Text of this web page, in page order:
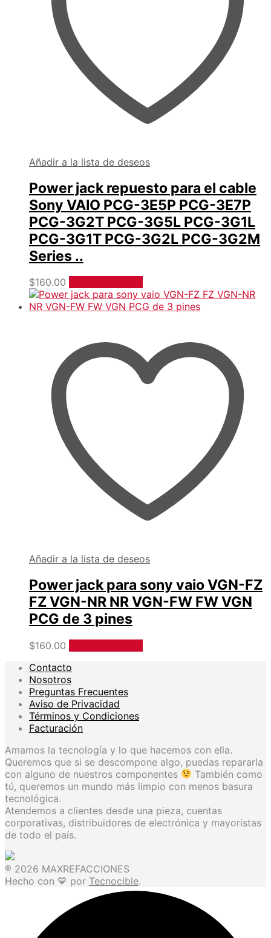
Añadir a la lista de deseos
Power jack repuesto para el cable
Sony VAIO PCG-3E5P PCG-3E7P
PCG-3G2T PCG-3G5L PCG-3G1L
PCG-3G1T PCG-3G2L PCG-3G2M
Series ..
$160.00
Añadir a la lista de deseos
Power jack para sony vaio VGN-FZ
FZ VGN-NR NR VGN-FW FW VGN
PCG de 3 pines
$160.00
Contacto
Nosotros
Preguntas Frecuentes
Aviso de Privacidad
Términos y Condiciones
Facturación
Amamos la tecnología y lo que hacemos con ella.
Queremos que si se descompone algo, puedas repararla
con alguno de nuestros componentes
También como
tú, queremos un mundo más limpio con menos basura
tecnológica.
Atendemos a clientes desde una pieza, cuentas
corporativas, distribuidores de electrónica y mayoristas
de todo el país.
® 2026 MAXREFACCIONES
Hecho con 💙 por Tecnocible.